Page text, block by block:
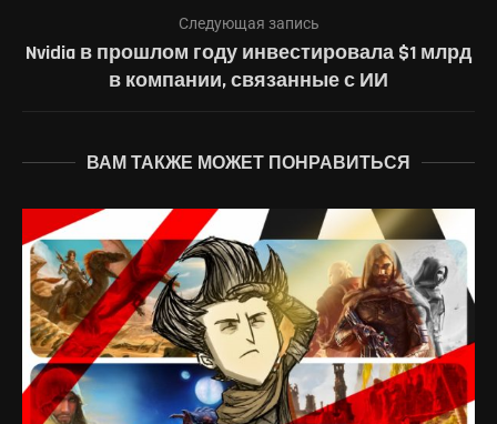
Следующая запись
Nvidia в прошлом году инвестировала $1 млрд
в компании, связанные с ИИ
ВАМ ТАКЖЕ МОЖЕТ ПОНРАВИТЬСЯ